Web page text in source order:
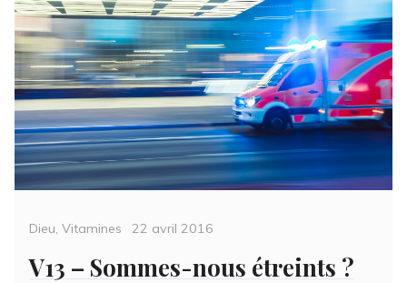
Categories
Dieu, Vitamines
Posted
22 avril 2016
V13 – Sommes-nous étreints ?